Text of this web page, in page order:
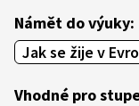
Námět do výuky:
Jak se žije v
Vhodné pro